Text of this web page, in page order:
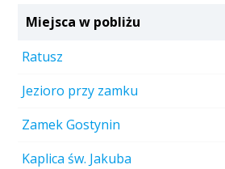
Miejsca w pobliżu
Ratusz
Jezioro przy zamku
Zamek Gostynin
Kaplica św. Jakuba